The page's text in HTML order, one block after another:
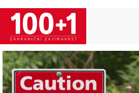
Přejít
hlavnímu
obsahu
Image